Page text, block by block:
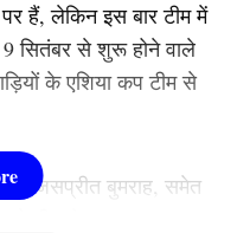
पर हैं, लेकिन इस बार टीम में
सितंबर से शुरू होने वाले
के एशिया कप टीम से
जसप्रीत बुमराह, समेत